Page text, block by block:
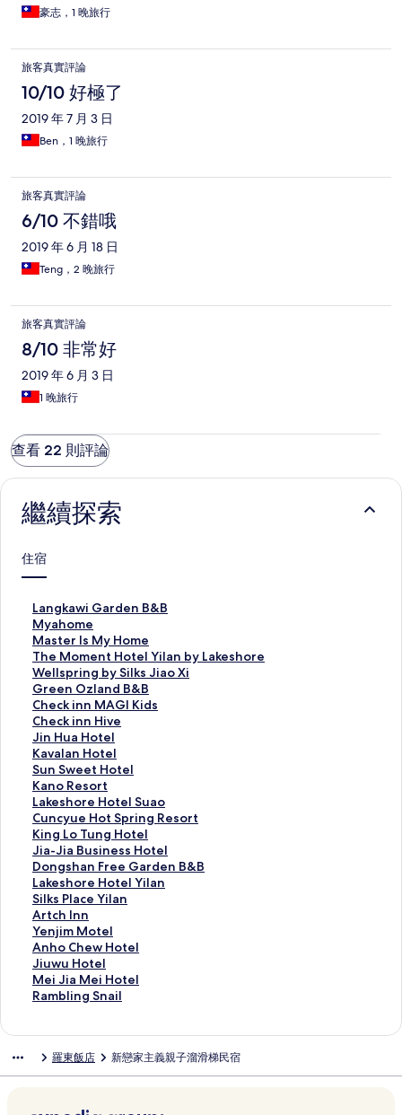
豪志，1 晚旅行
旅客真實評論
10/10 好極了
2019 年 7 月 3 日
Ben，1 晚旅行
旅客真實評論
6/10 不錯哦
2019 年 6 月 18 日
Teng，2 晚旅行
旅客真實評論
8/10 非常好
2019 年 6 月 3 日
1 晚旅行
查看 22 則評論
繼續探索
住宿
Langkawi Garden B&B
L
a
n
g
k
a
w
i
G
a
r
d
e
n
B
&
B
的
連
結
Myahome
M
y
a
h
o
m
e
的
連
結
Master Is My Home
M
a
s
t
e
r
I
s
M
y
H
o
m
e
的
連
結
The Moment Hotel Yilan by Lakeshore
T
h
e
M
o
m
e
n
t
H
o
t
e
l
Y
i
l
a
n
b
y
L
h
Wellspring by Silks Jiao Xi
W
e
l
l
s
p
r
i
n
g
b
y
S
i
l
k
s
J
i
a
o
連
結
Green Ozland B&B
G
r
e
e
n
O
z
l
a
n
d
B
&
B
的
連
結
Check inn MAGI Kids
C
h
e
c
k
i
n
n
M
A
G
I
K
i
d
s
的
連
結
Check inn Hive
C
h
e
c
k
i
n
n
H
i
v
e
的
連
結
Jin Hua Hotel
J
i
n
H
u
a
H
o
t
e
l
的
連
結
Kavalan Hotel
K
a
v
a
l
a
n
H
o
t
e
l
的
連
結
Sun Sweet Hotel
S
u
n
S
w
e
e
t
H
o
t
e
l
的
連
Kano Resort
K
a
n
o
R
e
s
o
r
t
的
連
結
Lakeshore Hotel Suao
L
a
k
e
s
h
o
r
e
H
o
t
e
o
Cuncyue Hot Spring Resort
C
u
n
c
y
u
e
H
o
t
S
p
R
King Lo Tung Hotel
K
i
n
g
L
o
T
u
n
g
H
的
Jia-Jia Business Hotel
J
i
a
-
J
i
a
B
u
s
s
Dongshan Free Garden B&B
D
o
n
g
s
h
a
n
F
G
a
Lakeshore Hotel Yilan
L
a
k
e
s
h
o
r
e
Silks Place Yilan
S
i
l
k
s
P
l
i
Artch Inn
A
r
t
c
h
I
連
結
Yenjim Motel
Y
e
n
j
i
e
Anho Chew Hotel
A
n
h
o
H
Jiuwu Hotel
J
i
u
t
Mei Jia Mei Hotel
M
e
M
Rambling Snail
R
i
羅東飯店 新戀家主義親子溜滑梯民宿